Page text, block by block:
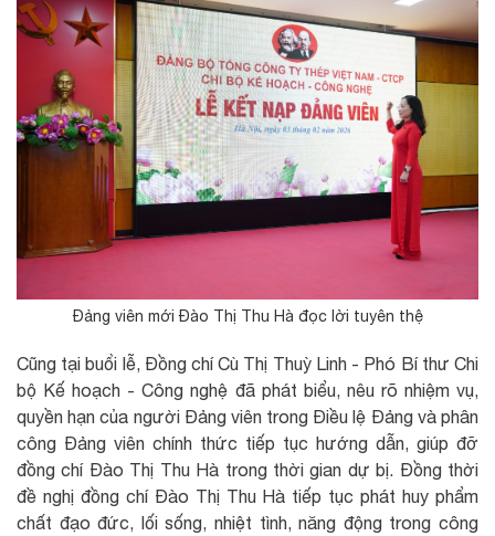
Đảng viên mới Đào Thị Thu Hà đọc lời tuyên thệ
Cũng tại buổi lễ, Đồng chí Cù Thị Thuỳ Linh - Phó Bí thư Chi
bộ Kế hoạch - Công nghệ đã phát biểu, nêu rõ nhiệm vụ,
quyền hạn của người Đảng viên trong Điều lệ Đảng và phân
công Đảng viên chính thức tiếp tục hướng dẫn, giúp đỡ
đồng chí Đào Thị Thu Hà trong thời gian dự bị. Đồng thời
đề nghị đồng chí Đào Thị Thu Hà tiếp tục phát huy phẩm
chất đạo đức, lối sống, nhiệt tình, năng động trong công